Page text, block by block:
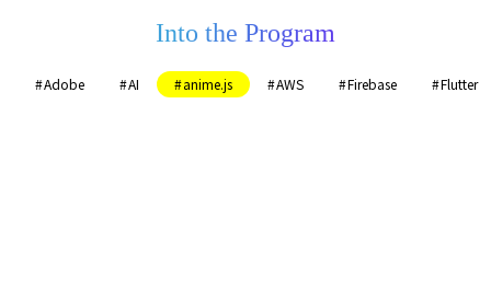
Into the Program
Adobe AI anime.js AWS Firebase Flutter